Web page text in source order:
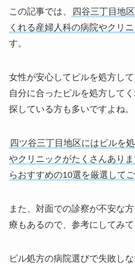
この記事では、
四谷三丁目地
くれる産婦人科の病院やクリニ
す。
女性が安心してピルを処方して
自分に合ったピルを処方して
探している方も多いですよね。
四ツ谷三丁目地区にはピルを
やクリニックがたくさんあり
らおすすめの10選を厳選してご
また、対面での診察が不安な
療もあるので、参考にしてみて
ピル処方の病院選びで失敗し